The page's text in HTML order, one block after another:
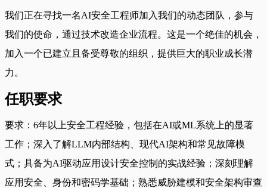
我们正在寻找一名AI安全工程师加入我们的动态团队，参与
我们的使命，通过技术改造企业流程。这是一个绝佳的机会，
加入一个已建立且备受尊敬的组织，提供巨大的职业成长潜
力。
任职要求
要求：6年以上安全工程经验，包括在AI或ML系统上的显著
工作；深入了解LLM内部结构、现代AI架构和常见故障模
式；具备为AI驱动应用设计安全控制的实战经验；深刻理解
应用安全、身份和密码学基础；熟悉威胁建模和安全架构审查